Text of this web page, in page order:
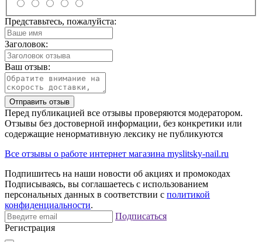
Представьтесь, пожалуйста:
Заголовок:
Ваш отзыв:
Отправить отзыв
Перед публикацией все отзывы проверяются модератором.
Отзывы без достоверной информации, без конкретики или
содержащие ненормативную лексику не публикуются
Все отзывы о работе интернет магазина myslitsky-nail.ru
Подпишитесь на наши новости об акциях и промокодах
Подписываясь, вы соглашаетесь с использованием
персональных данных в соответствии с политикой
конфиденциальности.
Подписаться
Регистрация